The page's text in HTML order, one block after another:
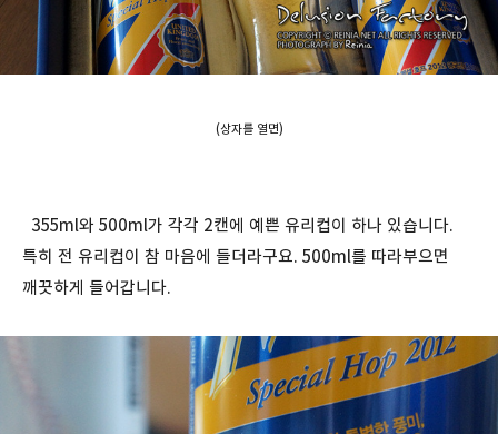
(상자를 열면)
355ml와 500ml가 각각 2캔에 예쁜 유리컵이 하나 있습니다.
특히 전 유리컵이 참 마음에 들더라구요. 500ml를 따라부으면
깨끗하게 들어갑니다.